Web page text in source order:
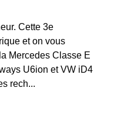
Cette 3e
et on vous
Mercedes Classe E
U6ion et VW iD4
rech...